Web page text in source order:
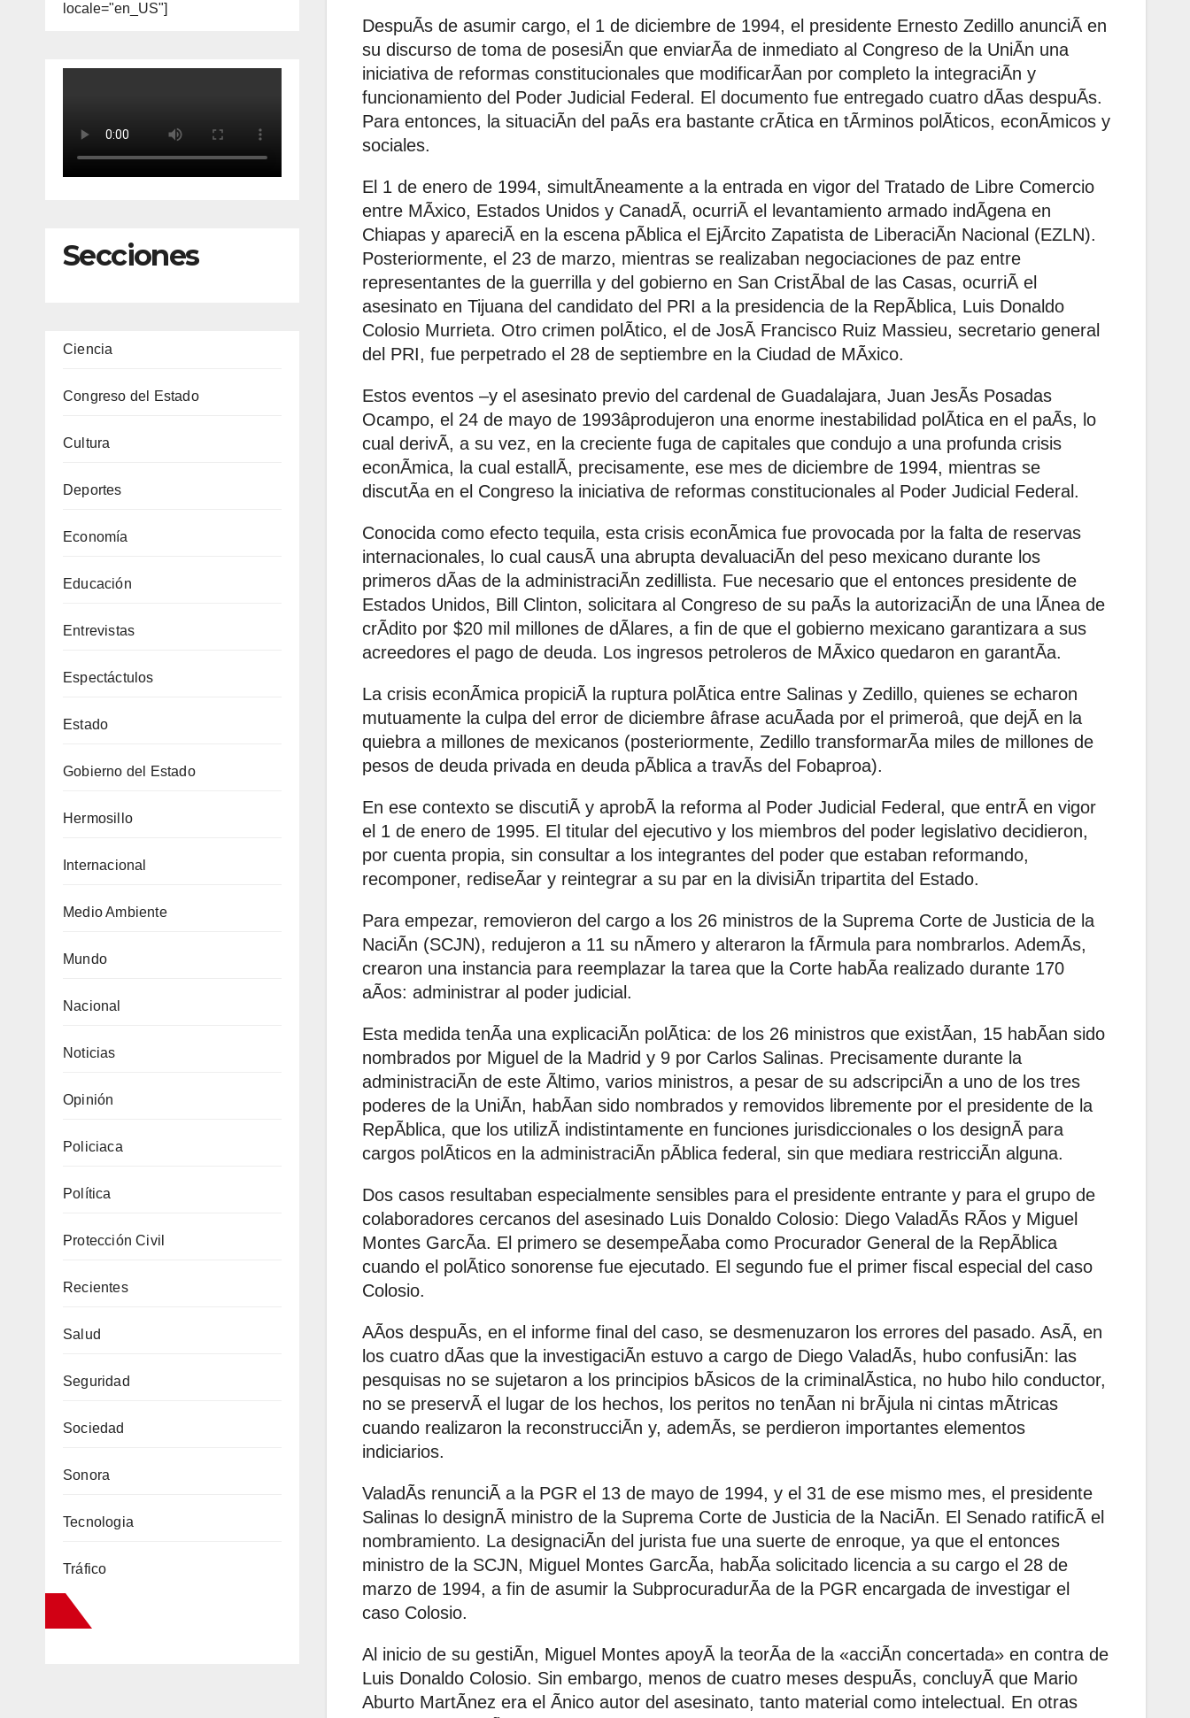
locale="en_US"]
Secciones
Ciencia
Congreso del Estado
Cultura
Deportes
Economía
Educación
Entrevistas
Espectáctulos
Estado
Gobierno del Estado
Hermosillo
Internacional
Medio Ambiente
Mundo
Nacional
Noticias
Opinión
Policiaca
Política
Protección Civil
Recientes
Salud
Seguridad
Sociedad
Sonora
Tecnologia
Tráfico
DespuÃs de asumir cargo, el 1 de diciembre de 1994, el presidente Ernesto Zedillo anunciÃ en
su discurso de toma de posesiÃn que enviarÃa de inmediato al Congreso de la UniÃn una
iniciativa de reformas constitucionales que modificarÃan por completo la integraciÃn y
funcionamiento del Poder Judicial Federal. El documento fue entregado cuatro dÃas despuÃs.
Para entonces, la situaciÃn del paÃs era bastante crÃtica en tÃrminos polÃticos, econÃmicos y
sociales.
El 1 de enero de 1994, simultÃneamente a la entrada en vigor del Tratado de Libre Comercio
entre MÃxico, Estados Unidos y CanadÃ, ocurriÃ el levantamiento armado indÃgena en
Chiapas y apareciÃ en la escena pÃblica el EjÃrcito Zapatista de LiberaciÃn Nacional (EZLN).
Posteriormente, el 23 de marzo, mientras se realizaban negociaciones de paz entre
representantes de la guerrilla y del gobierno en San CristÃbal de las Casas, ocurriÃ el
asesinato en Tijuana del candidato del PRI a la presidencia de la RepÃblica, Luis Donaldo
Colosio Murrieta. Otro crimen polÃtico, el de JosÃ Francisco Ruiz Massieu, secretario general
del PRI, fue perpetrado el 28 de septiembre en la Ciudad de MÃxico.
Estos eventos –y el asesinato previo del cardenal de Guadalajara, Juan JesÃs Posadas
Ocampo, el 24 de mayo de 1993âprodujeron una enorme inestabilidad polÃtica en el paÃs, lo
cual derivÃ, a su vez, en la creciente fuga de capitales que condujo a una profunda crisis
econÃmica, la cual estallÃ, precisamente, ese mes de diciembre de 1994, mientras se
discutÃa en el Congreso la iniciativa de reformas constitucionales al Poder Judicial Federal.
Conocida como efecto tequila, esta crisis econÃmica fue provocada por la falta de reservas
internacionales, lo cual causÃ una abrupta devaluaciÃn del peso mexicano durante los
primeros dÃas de la administraciÃn zedillista. Fue necesario que el entonces presidente de
Estados Unidos, Bill Clinton, solicitara al Congreso de su paÃs la autorizaciÃn de una lÃnea de
crÃdito por $20 mil millones de dÃlares, a fin de que el gobierno mexicano garantizara a sus
acreedores el pago de deuda. Los ingresos petroleros de MÃxico quedaron en garantÃa.
La crisis econÃmica propiciÃ la ruptura polÃtica entre Salinas y Zedillo, quienes se echaron
mutuamente la culpa del error de diciembre âfrase acuÃada por el primeroâ, que dejÃ en la
quiebra a millones de mexicanos (posteriormente, Zedillo transformarÃa miles de millones de
pesos de deuda privada en deuda pÃblica a travÃs del Fobaproa).
En ese contexto se discutiÃ y aprobÃ la reforma al Poder Judicial Federal, que entrÃ en vigor
el 1 de enero de 1995. El titular del ejecutivo y los miembros del poder legislativo decidieron,
por cuenta propia, sin consultar a los integrantes del poder que estaban reformando,
recomponer, rediseÃar y reintegrar a su par en la divisiÃn tripartita del Estado.
Para empezar, removieron del cargo a los 26 ministros de la Suprema Corte de Justicia de la
NaciÃn (SCJN), redujeron a 11 su nÃmero y alteraron la fÃrmula para nombrarlos. AdemÃs,
crearon una instancia para reemplazar la tarea que la Corte habÃa realizado durante 170
aÃos: administrar al poder judicial.
Esta medida tenÃa una explicaciÃn polÃtica: de los 26 ministros que existÃan, 15 habÃan sido
nombrados por Miguel de la Madrid y 9 por Carlos Salinas. Precisamente durante la
administraciÃn de este Ãltimo, varios ministros, a pesar de su adscripciÃn a uno de los tres
poderes de la UniÃn, habÃan sido nombrados y removidos libremente por el presidente de la
RepÃblica, que los utilizÃ indistintamente en funciones jurisdiccionales o los designÃ para
cargos polÃticos en la administraciÃn pÃblica federal, sin que mediara restricciÃn alguna.
Dos casos resultaban especialmente sensibles para el presidente entrante y para el grupo de
colaboradores cercanos del asesinado Luis Donaldo Colosio: Diego ValadÃs RÃos y Miguel
Montes GarcÃa. El primero se desempeÃaba como Procurador General de la RepÃblica
cuando el polÃtico sonorense fue ejecutado. El segundo fue el primer fiscal especial del caso
Colosio.
AÃos despuÃs, en el informe final del caso, se desmenuzaron los errores del pasado. AsÃ, en
los cuatro dÃas que la investigaciÃn estuvo a cargo de Diego ValadÃs, hubo confusiÃn: las
pesquisas no se sujetaron a los principios bÃsicos de la criminalÃstica, no hubo hilo conductor,
no se preservÃ el lugar de los hechos, los peritos no tenÃan ni brÃjula ni cintas mÃtricas
cuando realizaron la reconstrucciÃn y, ademÃs, se perdieron importantes elementos
indiciarios.
ValadÃs renunciÃ a la PGR el 13 de mayo de 1994, y el 31 de ese mismo mes, el presidente
Salinas lo designÃ ministro de la Suprema Corte de Justicia de la NaciÃn. El Senado ratificÃ el
nombramiento. La designaciÃn del jurista fue una suerte de enroque, ya que el entonces
ministro de la SCJN, Miguel Montes GarcÃa, habÃa solicitado licencia a su cargo el 28 de
marzo de 1994, a fin de asumir la SubprocuradurÃa de la PGR encargada de investigar el
caso Colosio.
Al inicio de su gestiÃn, Miguel Montes apoyÃ la teorÃa de la «acciÃn concertada» en contra de
Luis Donaldo Colosio. Sin embargo, menos de cuatro meses despuÃs, concluyÃ que Mario
Aburto MartÃnez era el Ãnico autor del asesinato, tanto material como intelectual. En otras